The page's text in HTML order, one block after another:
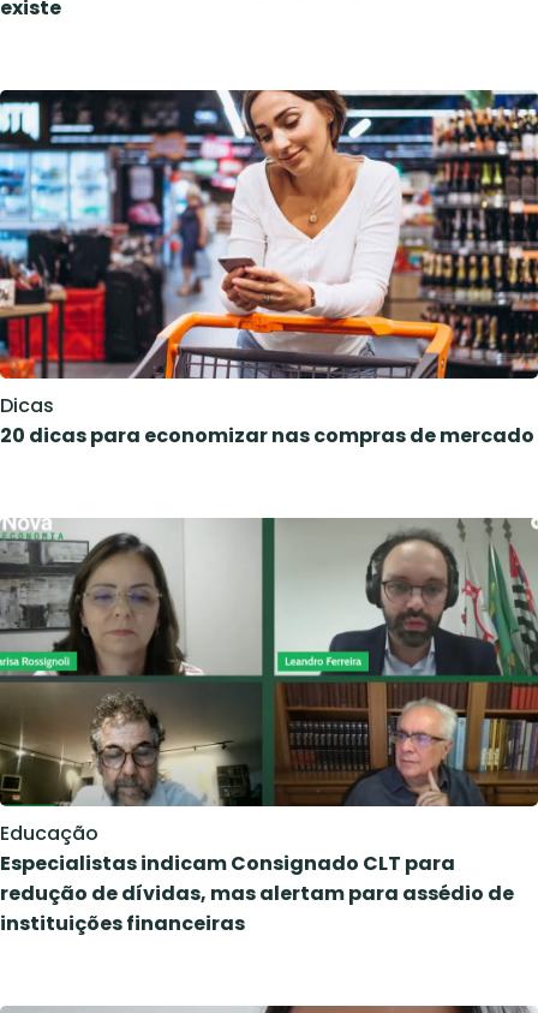
existe
Dicas
20 dicas para economizar nas compras de mercado
Educação
Especialistas indicam Consignado CLT para
redução de dívidas, mas alertam para assédio de
instituições financeiras